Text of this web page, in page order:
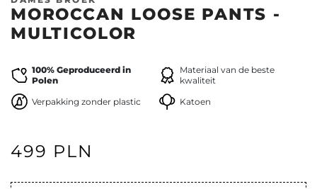
MOROCCAN LOOSE PANTS -
MULTICOLOR
100% Geproduceerd in
Polen
Materiaal van de beste
kwaliteit
Verpakking zonder plastic
Katoen
499 PLN